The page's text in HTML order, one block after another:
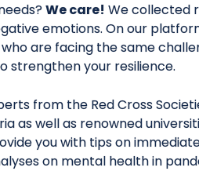
We care! We collected
emotions. On our
are facing the same
strengthen your resilience.
from the Red Cross
as well as renowned
you with tips on
on mental health in